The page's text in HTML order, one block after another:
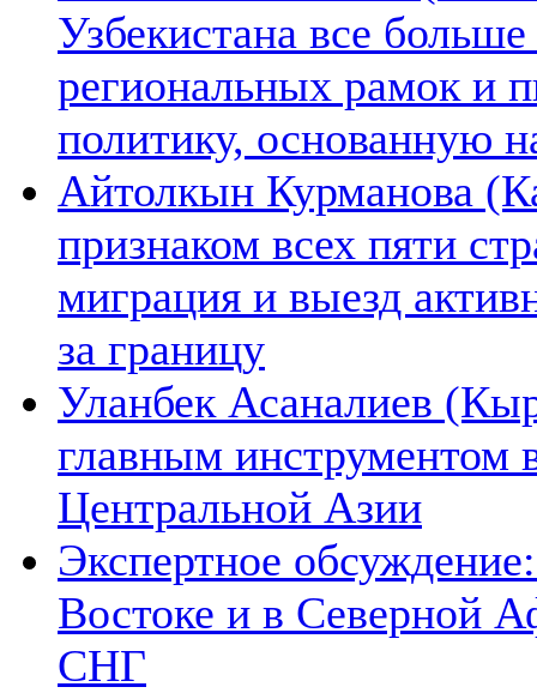
Узбекистана все
региональных рамок и
политику, основанную
Айтолкын Курманова
признаком всех пяти
миграция и выезд
за границу
Уланбек Асаналиев
главным инструментом
Центральной Азии
Экспертное
Востоке и в Северной
СНГ